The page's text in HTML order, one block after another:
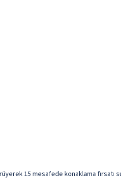
15 mesafede konaklama fırsatı